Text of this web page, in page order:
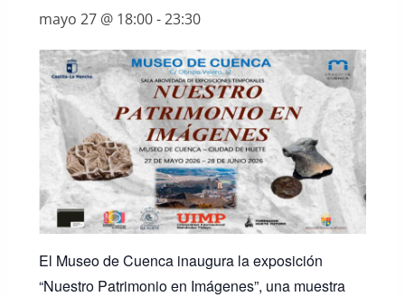
mayo 27 @ 18:00-23:30
El Museo de Cuenca inaugura la exposición
“Nuestro Patrimonio en Imágenes”, una muestra